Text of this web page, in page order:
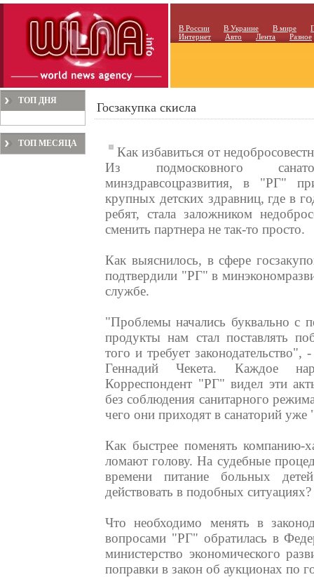
В России В Украине В мире
Интернет
Авто Лента Разное
ТОП ДНЯ
ТОП МЕСЯЦА
Госзакупка скисла
Как избавиться от
Из подмосковного
минздравсоцразвития, в "РГ"
крупных детских здравниц, где в
ребят, стала заложником
сменить партнера не так-то просто.
Как выяснилось, в сфере
подтвердили "РГ" в
службе.
"Проблемы начались буквально с
продукты нам стал поставлять
того и требует законодательство",
Геннадий Чекета. Каждое
Корреспондент "РГ" видел эти
без соблюдения санитарного
чего они приходят в санаторий
Как быстрее поменять компанию-
ломают голову. На судебные
времени питание больных
действовать в подобных ситуациях?
Что необходимо менять в
вопросами "РГ" обратилась в
министерство экономического
поправки в закон об аукционах по